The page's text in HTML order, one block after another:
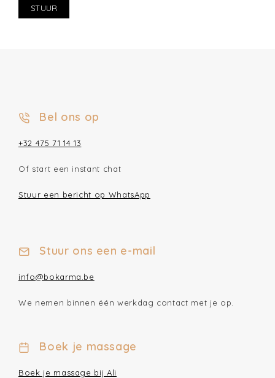
STUUR
Bel ons op
+32 475 71 14 13
Of start een instant chat
Stuur een bericht op WhatsApp
Stuur ons een e-mail
info@bokarma.be
We nemen binnen één werkdag contact met je op.
Boek je massage
Boek je massage bij Ali